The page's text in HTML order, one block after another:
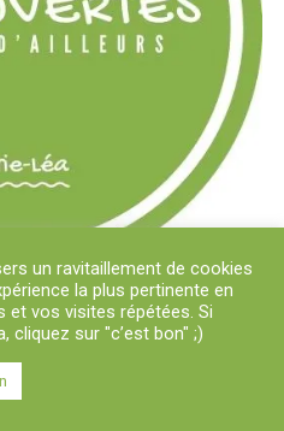
D'Ici et D'Ailleurs x Marie-Léa | Tous
un ravitaillement de cookies
la plus pertinente en
vos visites répétées. Si
cliquez sur "c’est bon" ;)